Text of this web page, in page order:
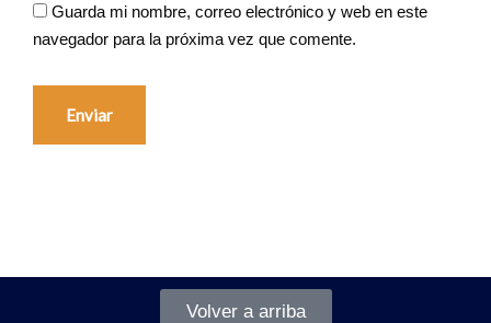
Guarda mi nombre, correo electrónico y web en este
navegador para la próxima vez que comente.
Volver a arriba